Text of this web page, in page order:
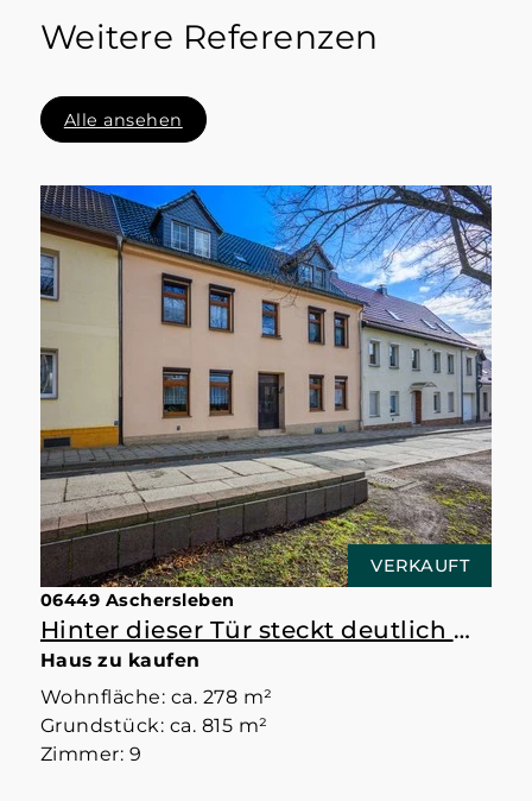
Weitere Referenzen
Alle ansehen
VERKAUFT
06449 Aschersleben
Hinter dieser Tür steckt deutlich mehr als erwartet
Haus zu kaufen
Wohnfläche: ca. 278 m²
Grundstück: ca. 815 m²
Zimmer: 9